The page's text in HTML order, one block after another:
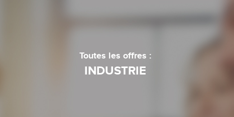
Toutes les offres :
INDUSTRIE